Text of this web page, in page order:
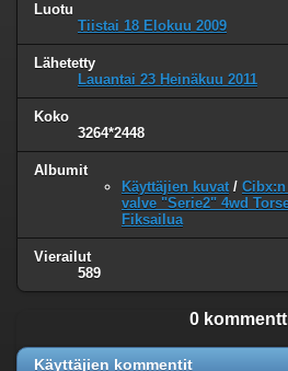
Luotu
Tiistai 18 Elokuu 2009
Lähetetty
Lauantai 23 Heinäkuu 2011
Koko
3264*2448
Albumit
Käyttäjien kuvat /
valve "Serie2" 4wd
Fiksailua
Vierailut
589
0
Käyttäjien kommentit